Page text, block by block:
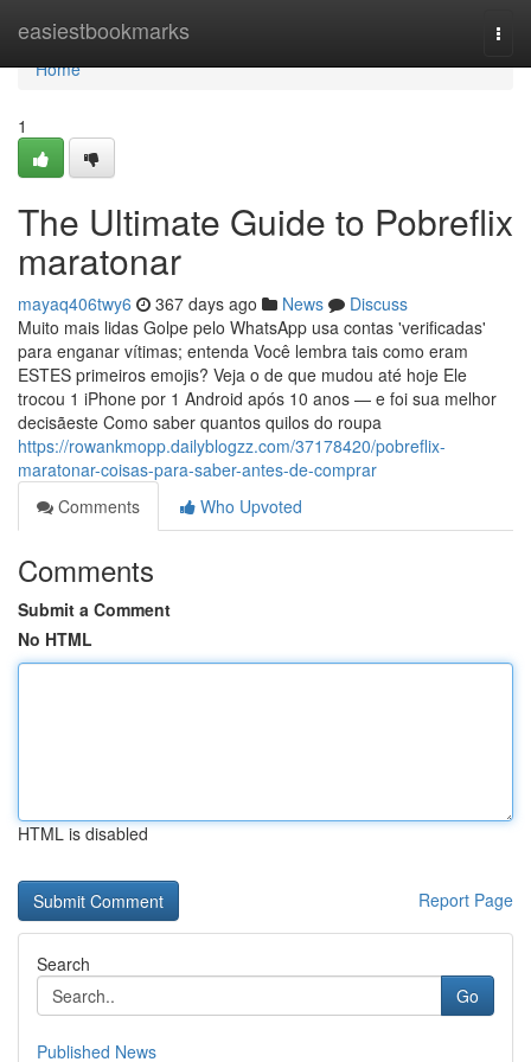
easiestbookmarks
Home
Home
1
The Ultimate Guide to Pobreflix
maratonar
mayaq406twy6 367 days ago News
Discuss
Muito mais lidas Golpe pelo WhatsApp usa contas 'verificadas'
para enganar vítimas; entenda Você lembra tais como eram
ESTES primeiros emojis? Veja o de que mudou até hoje Ele
trocou 1 iPhone por 1 Android após 10 anos — e foi sua melhor
decisãeste Como saber quantos quilos do roupa
https://rowankmopp.dailyblogzz.com/37178420/pobreflix-
maratonar-coisas-para-saber-antes-de-comprar
Comments
Who Upvoted
Comments
Submit a Comment
No HTML
HTML is disabled
Report Page
Search
Go
Published News